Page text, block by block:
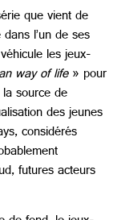
que vient de
l’un de ses
les jeux-
way of life» pour
source de
des jeunes
considérés
futures acteurs